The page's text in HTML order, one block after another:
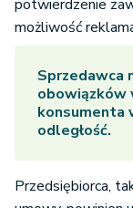
potwierdzenie
możliwość
Sprzedawca
obowiązków
konsumenta
odległość.
Przedsiębiorca,